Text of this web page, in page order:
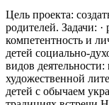
Цель проекта:
родителей. Задачи:
компетентность и
детей социально-
видов
художественной
детей с обычаем